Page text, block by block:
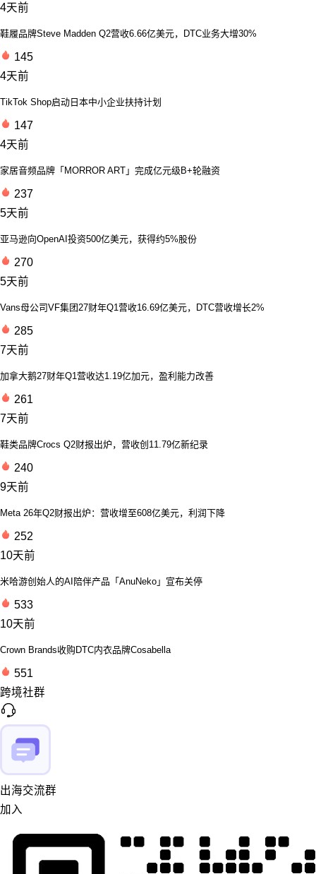
4天前
鞋履品牌Steve Madden Q2营收6.66亿美元，DTC业务大增30%
145
4天前
TikTok Shop启动日本中小企业扶持计划
147
4天前
家居音频品牌「MORROR ART」完成亿元级B+轮融资
237
5天前
亚马逊向OpenAI投资500亿美元，获得约5%股份
270
5天前
Vans母公司VF集团27财年Q1营收16.69亿美元，DTC营收增长2%
285
7天前
加拿大鹅27财年Q1营收达1.19亿加元，盈利能力改善
261
7天前
鞋类品牌Crocs Q2财报出炉，营收创11.79亿新纪录
240
9天前
Meta 26年Q2财报出炉：营收增至608亿美元，利润下降
252
10天前
米哈游创始人的AI陪伴产品「AnuNeko」宣布关停
533
10天前
Crown Brands收购DTC内衣品牌Cosabella
551
跨境社群
出海交流群
加入